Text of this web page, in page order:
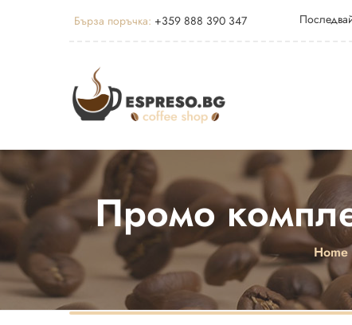
Бърза поръчка: +359 888 390 347
Промо
Home